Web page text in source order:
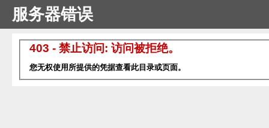
服务器错误
403 - 禁止访问: 访问被拒绝。
您无权使用所提供的凭据查看此目录或页面。